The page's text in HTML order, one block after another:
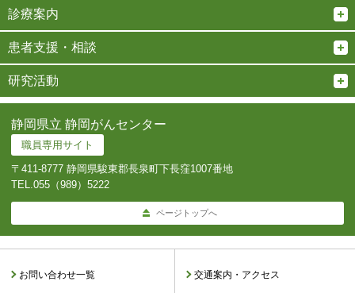
診療案内
患者支援・相談
研究活動
静岡県立 静岡がんセンター
職員専用サイト
〒411-8777 静岡県駿東郡長泉町下長窪1007番地
TEL. 055（989）5222
ページトップへ
お問い合わせ一覧 交通案内・アクセス